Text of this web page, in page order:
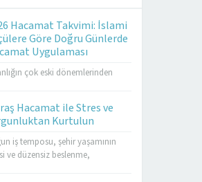
Hacamat Takvimi: İslami
Göre Doğru Günlerde
Uygulaması
çok eski dönemlerinden
olarak kabul edilmektedir.
hicrî takvim esas alınarak
günlerde yapılması, hem
tıp hem de İslami
Hacamat ile Stres ve
Kurtulun
iş temposu, şehir yaşamının
ve düzensiz beslenme,